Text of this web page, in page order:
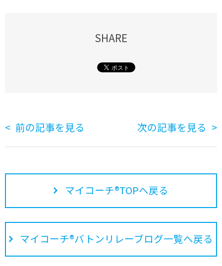
SHARE
前の記事を見る 次の記事を見る
マイコーチ®TOPへ戻る
マイコーチ®バトンリレーブログ一覧へ戻る